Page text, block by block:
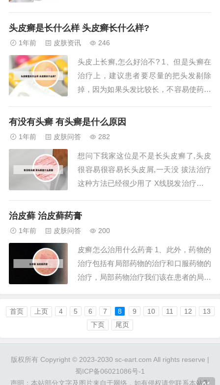
肤感染，形成皮癣。传播途径 真菌感染
苔藓样皮肤淀粉样变病可能与家族遗传因
素有关。据...
头皮癣是长什么样 头皮癣长什么样?
1年前 皮肤资讯 246
头皮上长癣,怎么好治不? 1、但是头癣在
治疗上，建议患者要尽量的把头发剔除
掉，因为如果头发比较长，不容易使药物
期剪头发，保证让头发处于比较短的程度
康唑软膏、特比萘芬软膏都可以。2、头
皮癣一般可...
有没有头癣 有头癣是什么原因
1年前 皮肤问答 282
想问下我家这位是不是长头皮癣了,头皮
很容易很容易长头皮屑,一天没 拔法治疗
这种方法已经很少用了 X线脱发治疗即利
于拔除。头皮癣。头皮癣的发生会导致头
的鳞屑覆盖，这多数是因为不良的生活习
惯导致。...
治皮藓 治皮藓药膏
1年前 皮肤问答 200
皮癣怎么治用什么药膏 1、此外，药物的
治疗包括有局部药物的治疗和口服药物的
治疗，局部药物治疗我们该在患者的局部
膏。口服药物治疗，我们可以患者口服伊
曲康唑，酮康唑等。对于真菌的治疗，我
们必须还要强调预防为主，如果发现有皮
和后期治愈...
首页 上页 4 5 6 7 8 9 10 11 12
13
下页
尾页
版权所有 Copyright © 2023-2030 sc-eart.com All rights reserve |
蜀ICP备06021086号-1
声明：本站部分文字及图片来自于网络，如有侵权请您联系本站删